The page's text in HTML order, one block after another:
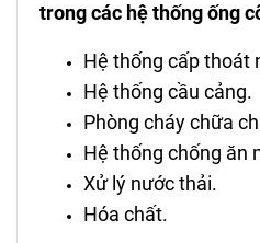
trong các hệ thống ống
Hệ thống cấp thoát
Hệ thống cầu cảng.
Phòng cháy chữa
Hệ thống chống ăn
Xử lý nước thải.
Hóa chất.